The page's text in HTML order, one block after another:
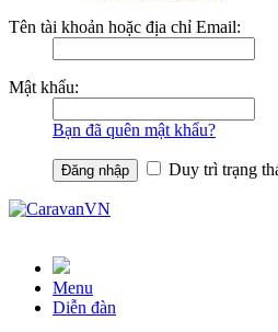
Tên tài khoản hoặc địa chỉ Email:
Mật khẩu:
Bạn đã quên mật khẩu?
Duy trì trạng
Menu
Diễn đàn